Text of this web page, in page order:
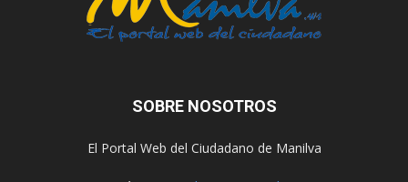
SOBRE NOSOTROS
El Portal Web del Ciudadano de Manilva